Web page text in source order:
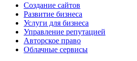
Создание сайтов
Развитие бизнеса
Услуги для бизнеса
Управление репутацией
Авторское право
Облачные сервисы